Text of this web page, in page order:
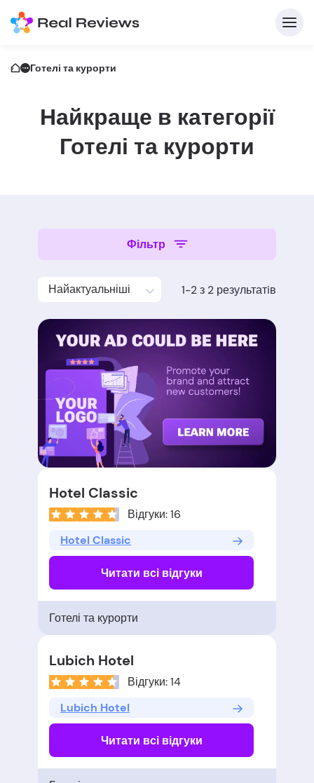
Готелі та курорти
Найкраще в категорії
Готелі та курорти
Фільтр
Найактуальніші 1-2 з 2 результатiв
Hotel Classic
Відгуки: 16
Hotel Classic
Читати всі відгуки
Готелі та курорти
Lubich Hotel
Відгуки: 14
Lubich Hotel
Читати всі відгуки